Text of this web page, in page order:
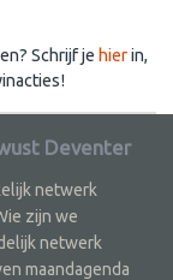
Schrijf je hierin,
Deventer
netwerk
zijn we
netwerk
maandagenda